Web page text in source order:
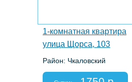
1-комнатная квартира
улица Щорса, 103
Район: Чкаловский
Спальных мест: 2+1